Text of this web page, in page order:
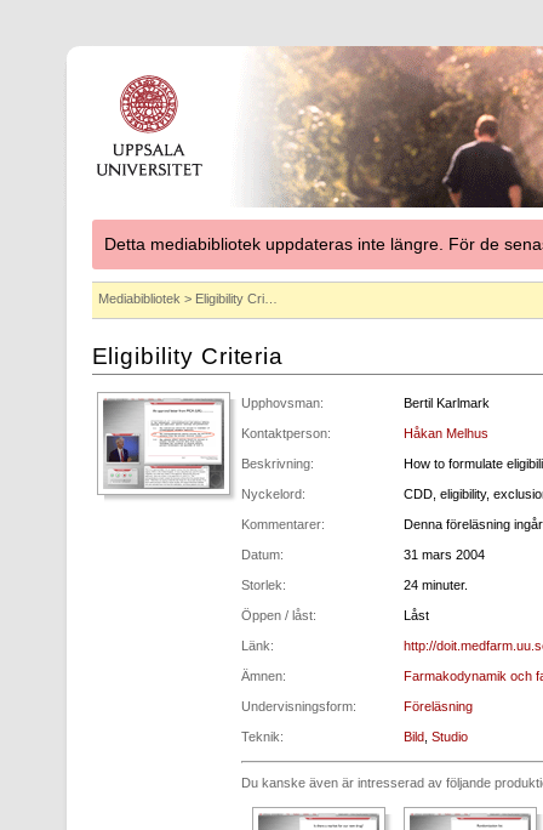
Detta mediabibliotek uppdateras inte längre. För de
Mediabibliotek > Eligibility Cri…
Eligibility Criteria
Upphovsman: Bertil Karlmark
Kontaktperson: Håkan Melhus
Beskrivning: How to formulate
Nyckelord: CDD, eligibility,
Kommentarer: Denna föreläsning
Datum: 31 mars 2004
Storlek: 24 minuter.
Öppen / låst: Låst
Länk: http://
Ämnen: Farmakodynamik och
Undervisningsform: Föreläsning
Teknik: Bild, Studio
Du kanske även är intresserad av följande